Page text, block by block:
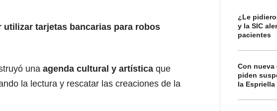
tarjetas bancarias para robos
una agenda cultural y artística que
la lectura y rescatar las creaciones de la
¿Le
y la SIC
pacientes
Con nueva
piden
la Espriella